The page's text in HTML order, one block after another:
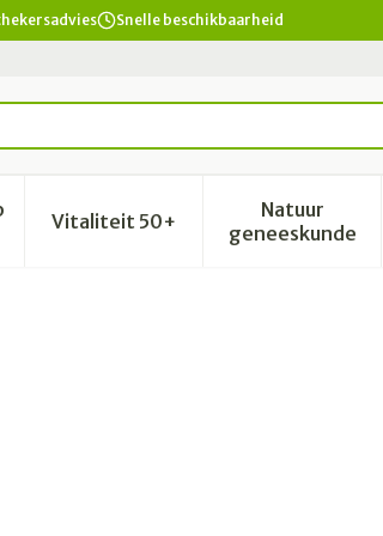
Snelle beschikbaarheid
hygiëne categorie
en vitamines categorie
voor Zwangerschap en
Vitaliteit 50+Toon submenu voor Vitaliteit
Natuur
geneeskunde
Toon